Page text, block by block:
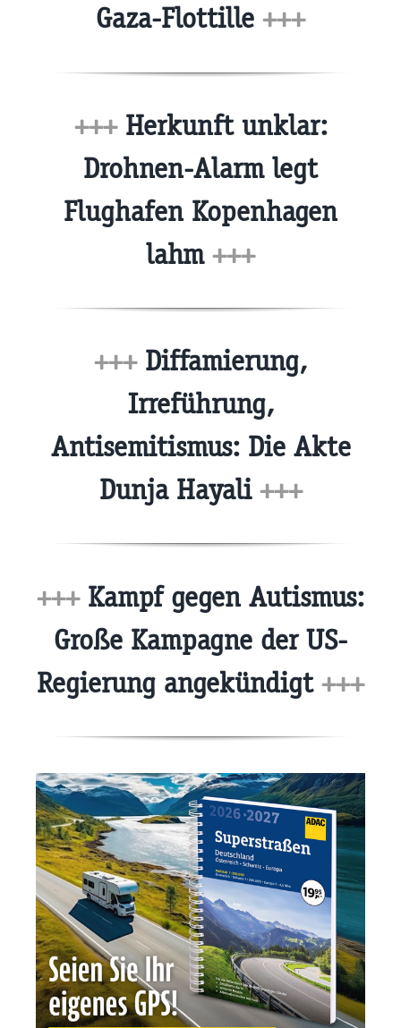
Gaza-Flottille +++
+++Herkunft unklar:
Drohnen-Alarm legt
Flughafen Kopenhagen
lahm +++
+++Diffamierung,
Irreführung,
Antisemitismus: Die Akte
Dunja Hayali +++
+++Kampf gegen Autismus:
Große Kampagne der US-
Regierung angekündigt +++